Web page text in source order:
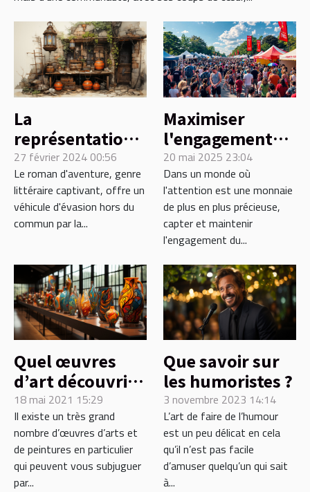
La
représentation
des espaces
géographiques
dans les romans
d'aventure
27 février 2024 00:56
Le roman d'aventure, genre
littéraire captivant, offre un
véhicule d'évasion hors du
commun par la...
Maximiser
l'engagement
du public pour
des événements
réussis
20 mai 2025 23:04
Dans un monde où
l'attention est une monnaie
de plus en plus précieuse,
capter et maintenir
l'engagement du...
Quel œuvres
d’art découvrir
à tout prix ?
18 mai 2021 15:29
Il existe un très grand
nombre d’œuvres d’arts et
de peintures en particulier
qui peuvent vous subjuguer
par...
Que savoir sur
les humoristes ?
3 novembre 2023 14:14
L’art de faire de l’humour
est un peu délicat en cela
qu’il n’est pas facile
d’amuser quelqu’un qui sait
à...